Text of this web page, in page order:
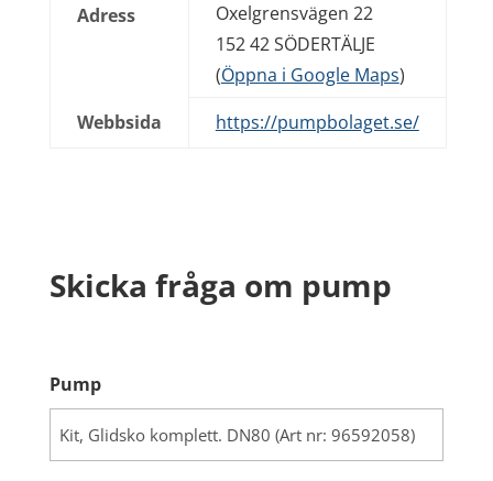
Adress
Oxelgrensvägen 22
152 42 SÖDERTÄLJE
(Öppna i Google Maps)
Webbsida
https://pumpbolaget.se/
Skicka fråga om pump
Pump